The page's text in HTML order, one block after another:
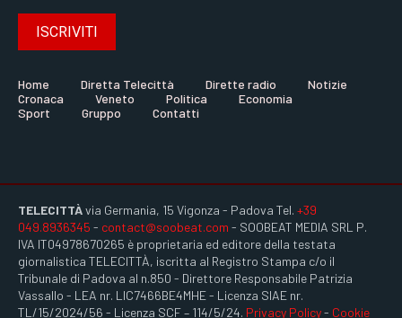
ISCRIVITI
Home Diretta Telecittà Dirette radio
Notizie
Cronaca
Veneto Politica
Economia
Sport
Gruppo Contatti
TELECITTÀvia Germania, 15 Vigonza - Padova Tel. +39
049.8936345 - contact@soobeat.com - SOOBEAT MEDIA SRL P.
IVA IT04978670265 è proprietaria ed editore della testata
giornalistica TELECITTÀ, iscritta al Registro Stampa c/o il
Tribunale di Padova al n.850 - Direttore Responsabile Patrizia
Vassallo - LEA nr. LIC7466BE4MHE - Licenza SIAE nr.
TL/15/2024/56 - Licenza SCF – 114/5/24. Privacy Policy- Cookie